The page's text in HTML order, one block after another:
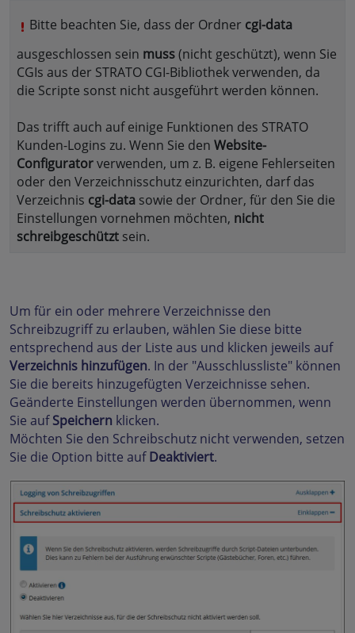
Bitte beachten Sie, dass der Ordner cgi-data
ausgeschlossen sein muss(nicht geschützt), wenn Sie
CGIs aus der STRATO CGI-Bibliothek verwenden, da
die Scripte sonst nicht ausgeführt werden können.
Das trifft auch auf einige Funktionen des STRATO
Kunden-Logins zu. Wenn Sie den Website-
Configuratorverwenden, um z. B. eigene Fehlerseiten
oder den Verzeichnisschutz einzurichten, darf das
Verzeichnis cgi-data sowie der Ordner, für den Sie die
Einstellungen vornehmen möchten, nicht
schreibgeschützt sein.
Um für ein oder mehrere Verzeichnisse den
Schreibzugriff zu erlauben, wählen Sie diese bitte
entsprechend aus der Liste aus und klicken jeweils auf
Verzeichnis hinzufügen. In der "Ausschlussliste" können
Sie die bereits hinzugefügten Verzeichnisse sehen.
Geänderte Einstellungen werden übernommen, wenn
Sie aufSpeichern klicken.
Möchten Sie den Schreibschutz nicht verwenden, setzen
Sie die Option bitte aufDeaktiviert.